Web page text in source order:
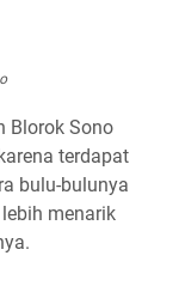
Blorok Sono
terdapat
bulu-bulunya
menarik